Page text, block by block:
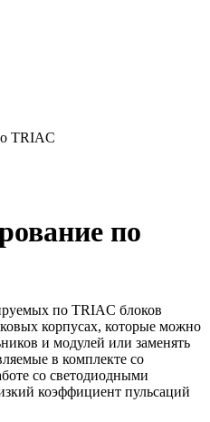
TRIAC
по
по TRIAC блоков
корпусах, которые можно
и модулей или заменять
в комплекте со
со светодиодными
коэффициент пульсаций